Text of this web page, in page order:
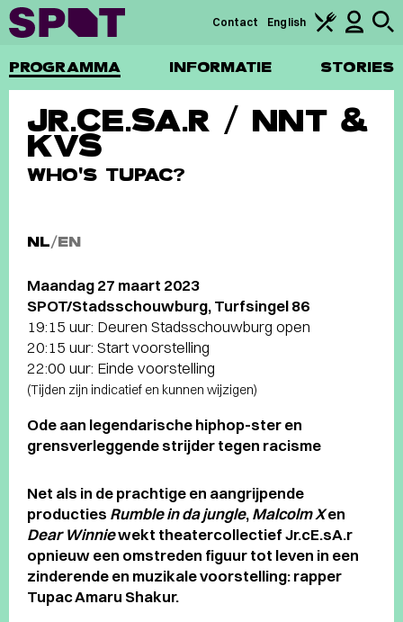
PROGRAMMA INFORMATIE STORIES
Contact English
JR.CE.SA.R / NNT &
KVS
WHO'S TUPAC?
NL/EN
Maandag 27 maart 2023
SPOT/Stadsschouwburg, Turfsingel 86
19:15 uur: Deuren Stadsschouwburg open
20:15 uur: Start voorstelling
22:00 uur: Einde voorstelling
(Tijden zijn indicatief en kunnen wijzigen)
Ode aan legendarische hiphop-ster en
grensverleggende strijder tegen racisme
Net als in de prachtige en aangrijpende
producties Rumble in da jungle,Malcolm Xen
Dear Winniewekt theatercollectief Jr.cE.sA.r
opnieuw een omstreden figuur tot leven in een
zinderende en muzikale voorstelling: rapper
Tupac Amaru Shakur.